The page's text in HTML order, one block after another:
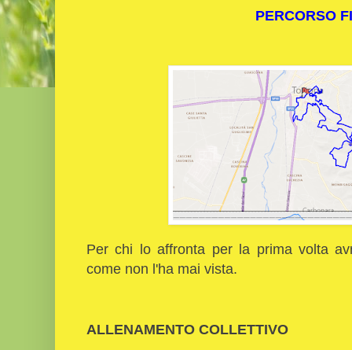
PERCORSO
Per chi lo affronta per la prima volta
come non l'ha mai vista.
ALLENAMENTO COLLETTIVO